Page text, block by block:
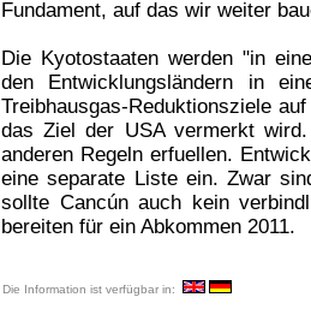
Fundament, auf das wir weiter
Die Kyotostaaten werden "in
den Entwicklungsländern in
Treibhausgas-Reduktionsziele
das Ziel der USA vermerkt
anderen Regeln erfuellen.
eine separate Liste ein. Zwar
sollte Cancún auch kein
bereiten für ein Abkommen 2011.
Die Information ist verfügbar in: